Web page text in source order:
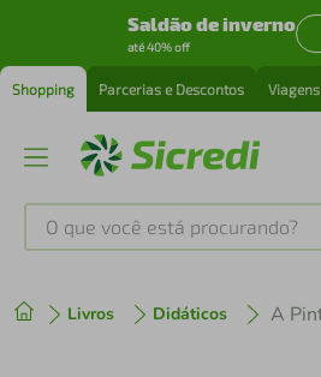
Saldão de inverno
até 40% off
Shopping Parcerias e Descontos Viagens
O que você está procurando?
Livros Didáticos